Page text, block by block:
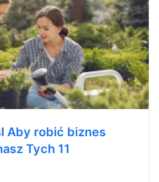
Aby robić biznes
Tych 11